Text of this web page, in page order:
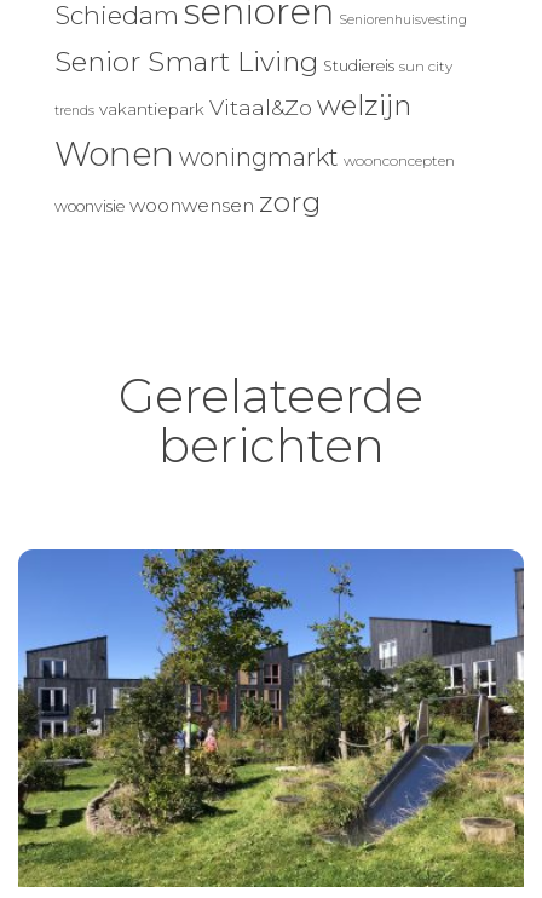
Schiedam senioren Seniorenhuisvesting
Senior Smart Living Studiereis sun city
trends vakantiepark Vitaal&Zo welzijn
Wonen woningmarkt woonconcepten
woonvisie woonwensen zorg
Gerelateerde
berichten